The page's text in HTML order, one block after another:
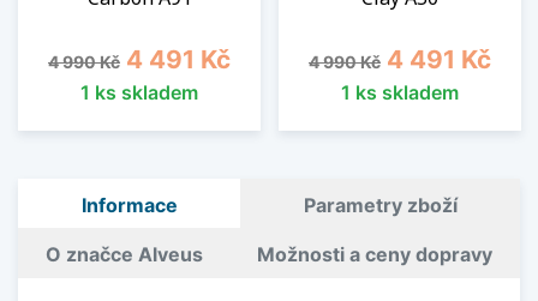
Běžná cena
4 990 Kč Cena
4 491 Kč
1 ks skladem
Běžná cena
4 990 Kč Cena
4 491 Kč
1 ks skladem
Informace Parametry zboží
O značce Alveus Možnosti a ceny dopravy